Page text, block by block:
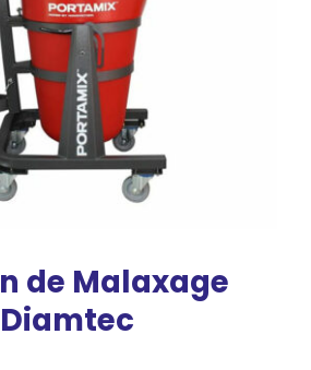
de Malaxage
Diamtec